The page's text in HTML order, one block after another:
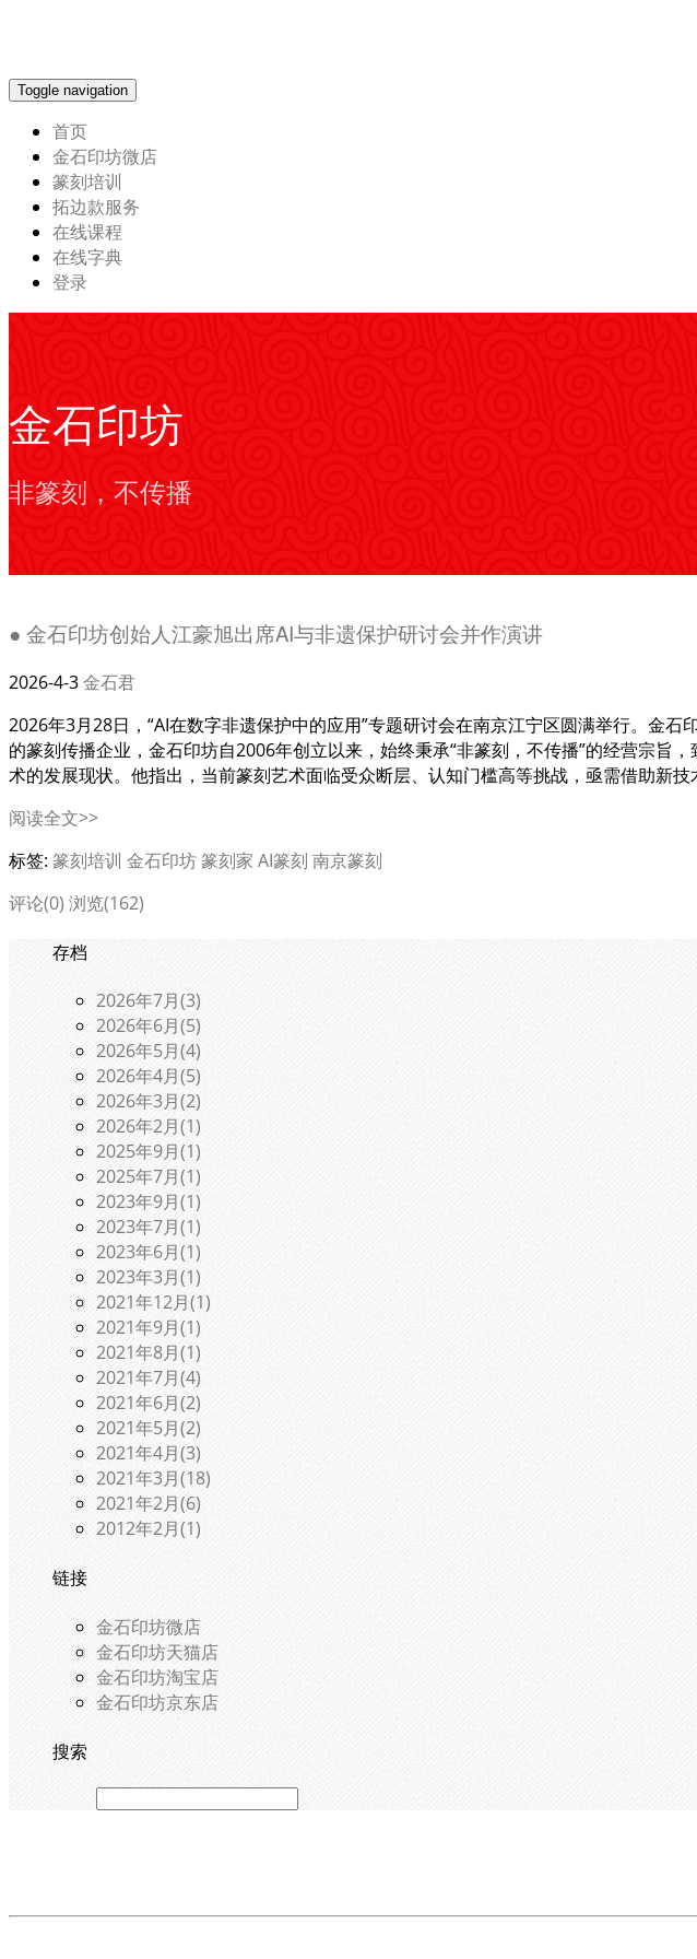
Toggle navigation
首页
金石印坊微店
篆刻培训
拓边款服务
在线课程
在线字典
登录
金石印坊
非篆刻，不传播
● 金石印坊创始人江豪旭出席AI与非遗保护研讨会并作演讲
2026-4-3金石君
2026年3月28日，“AI在数字非遗保护中的应用”专题研讨会在南京江宁区圆满举行。金
的篆刻传播企业，金石印坊自2006年创立以来，始终秉承“非篆刻，不传播”的经营宗
术的发展现状。他指出，当前篆刻艺术面临受众断层、认知门槛高等挑战，亟需借助
阅读全文>>
标签: 篆刻培训 金石印坊篆刻家 AI篆刻 南京篆刻
评论(0) 浏览(162)
存档
2026年7月(3)
2026年6月(5)
2026年5月(4)
2026年4月(5)
2026年3月(2)
2026年2月(1)
2025年9月(1)
2025年7月(1)
2023年9月(1)
2023年7月(1)
2023年6月(1)
2023年3月(1)
2021年12月(1)
2021年9月(1)
2021年8月(1)
2021年7月(4)
2021年6月(2)
2021年5月(2)
2021年4月(3)
2021年3月(18)
2021年2月(6)
2012年2月(1)
链接
金石印坊微店
金石印坊天猫店
金石印坊淘宝店
金石印坊京东店
搜索